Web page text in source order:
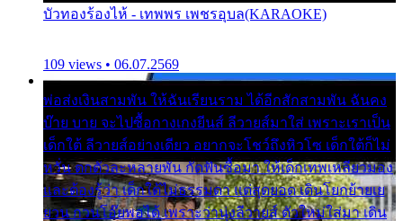
บัวทองร้องไห้ - เทพพร เพชรอุบล(KARAOKE)
109 views • 06.07.2569
พ่อส่งเงินสามพัน ให้ฉันเรียนราม ได้อีกสักสามพัน ฉันคง
บ๊าย บาย จะไปซื้อกางเกงยีนส์ ลีวายส์มาใส่ เพราะเราเป็น
เด็กใต้ ลีวายส์อย่างเดียว อยากจะโชว์ถึงหิวโซ เด็กใต้ก็ไม่
หวั่น ตกตัวละหลายพัน กัดฟันซื้อมา ให้เด็กเทพเหลียวมอง
และต้องรู้ว่า เด็กใต้ไม่ธรรมดา แต่สุดยอด เดินโยกย้ายเย
ยวน กวนโอ๊ยพอได้ เพราะว่านุ่งลีวายส์ ตัวใหม่ใส่มา เดิน